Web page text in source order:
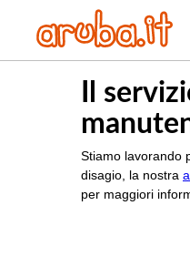
Il
Stiamo lavorando
disagio, la nostra
per maggiori